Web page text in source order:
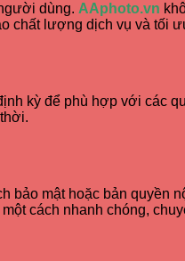
dùng. AAphoto.vn
chất lượng dịch vụ và tối
kỳ để phù hợp với
bảo mật hoặc bản
cách nhanh chóng,